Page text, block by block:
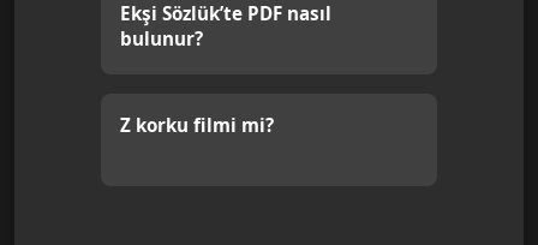
Ekşi Sözlük’te PDF nasıl
bulunur?
Z korku filmi mi?